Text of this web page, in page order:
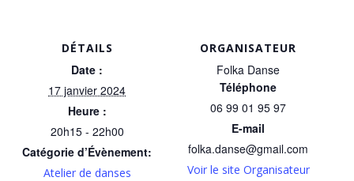
DÉTAILS
Date :
17 janvier 2024
Heure :
20h15 - 22h00
Catégorie d’Évènement:
Atelier de danses
ORGANISATEUR
Folka Danse
Téléphone
06 99 01 95 97
E-mail
folka.danse@gmail.com
Voir le site Organisateur